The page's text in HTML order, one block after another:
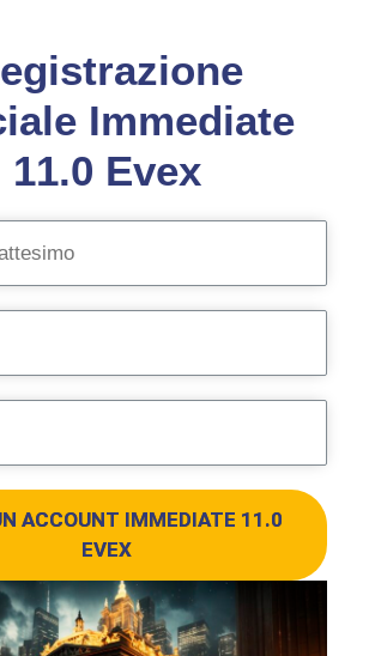
Immediate
11.0 Evex
ACCOUNT IMMEDIATE 11.0
EVEX